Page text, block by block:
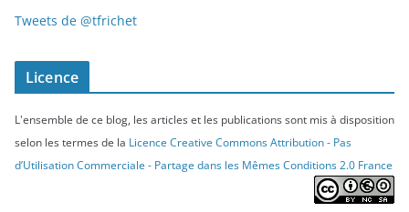
Tweets de @tfrichet
Licence
L'ensemble de ce blog, les articles et les publications sont mis à disposition
selon les termes de la Licence Creative Commons Attribution - Pas
d’Utilisation Commerciale - Partage dans les Mêmes Conditions 2.0 France